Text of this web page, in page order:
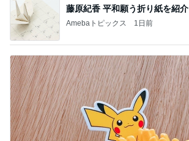
藤原紀香 平和願う折り紙を紹介
Amebaトピックス 1日前